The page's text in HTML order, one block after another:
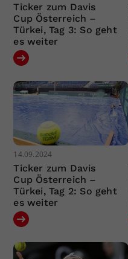
Ticker zum Davis
Cup Österreich –
Türkei, Tag 3: So geht
es weiter
14.09.2024
Ticker zum Davis
Cup Österreich –
Türkei, Tag 2: So geht
es weiter